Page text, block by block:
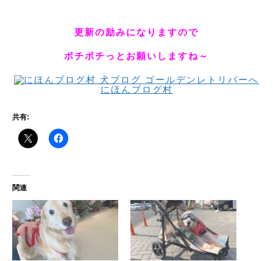
更新の励みになりますので
ポチポチっとお願いしますね～
にほんブログ村
共有:
関連